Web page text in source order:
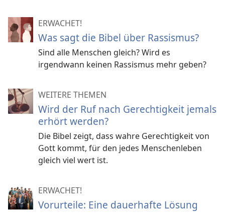
ERWACHET!
Was sagt die Bibel über Rassismus?
Sind alle Menschen gleich? Wird es
irgendwann keinen Rassismus mehr geben?
WEITERE THEMEN
Wird der Ruf nach Gerechtigkeit jemals
erhört werden?
Die Bibel zeigt, dass wahre Gerechtigkeit von
Gott kommt, für den jedes Menschenleben
gleich viel wert ist.
ERWACHET!
Vorurteile: Eine dauerhafte Lösung